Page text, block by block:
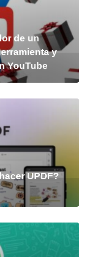
de un
y
YouTube
UPDF?